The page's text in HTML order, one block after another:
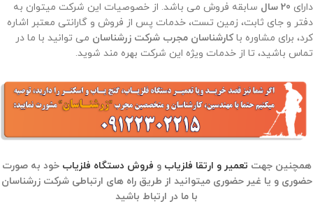
دارای 20 سال
سابقه فروش می باشد. از خصوصیات این شرکت میتوان به
دفتر و جای ثابت، زمین تست، خدمات پس از فروش و گارانتی معتبر اشاره
کرد، برای مشاوره باکارشناسان مجرب شرکت زرشناسان می توانید با ما در
تماس باشید، تا از خدمات ویژه این شرکت بهره مند شوید.
همچنین جهت تعمیر و ارتقا فلزیاب و فروش دستگاه فلزیاب خود به صورت
حضوری و یا غیر حضوری میتوانید از طریق راه های ارتباطی شرکت زرشناسان
با ما در ارتباط باشید